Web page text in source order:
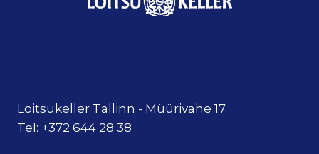
Loitsukeller Tallinn - Müürivahe 17
Tel: +372 644 28 38